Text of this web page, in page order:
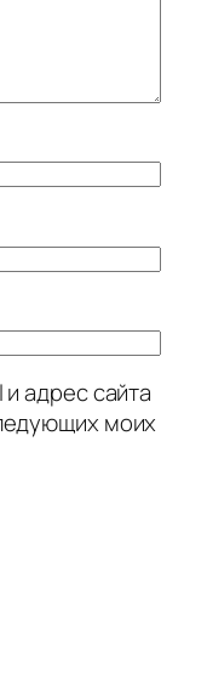
адрес сайта
моих